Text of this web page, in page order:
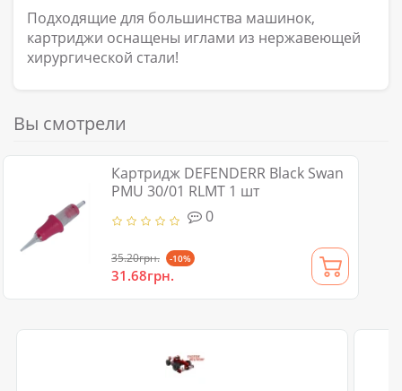
Подходящие для большинства машинок,
картриджи оснащены иглами из нержавеющей
хирургической стали!
Вы смотрели
Картридж DEFENDERR Black Swan
PMU 30/01 RLMT 1 шт
0
35.20грн. -10%
31.68грн.